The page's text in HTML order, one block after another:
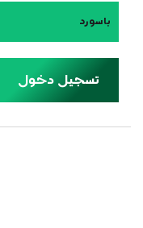
باسورد
تسجيل دخول